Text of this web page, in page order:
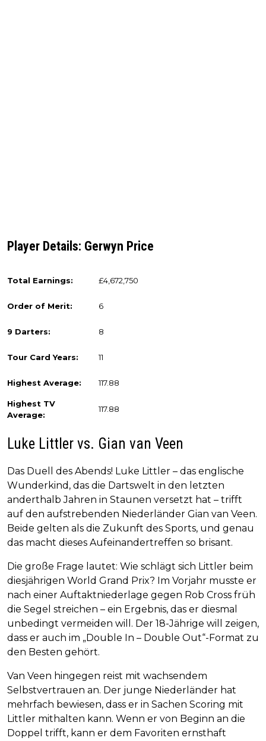
Player Details: Gerwyn Price
Total Earnings: £4,672,750
Order of Merit: 6
9 Darters: 8
Tour Card Years: 11
Highest Average: 117.88
Highest TV
Average:
117.88
Luke Littler vs. Gian van Veen
Das Duell des Abends! Luke Littler – das englische
Wunderkind, das die Dartswelt in den letzten
anderthalb Jahren in Staunen versetzt hat – trifft
auf den aufstrebenden Niederländer Gian van Veen.
Beide gelten als die Zukunft des Sports, und genau
das macht dieses Aufeinandertreffen so brisant.
Die große Frage lautet: Wie schlägt sich Littler beim
diesjährigen World Grand Prix? Im Vorjahr musste er
nach einer Auftaktniederlage gegen Rob Cross früh
die Segel streichen – ein Ergebnis, das er diesmal
unbedingt vermeiden will. Der 18-Jährige will zeigen,
dass er auch im „Double In – Double Out“-Format zu
den Besten gehört.
Van Veen hingegen reist mit wachsendem
Selbstvertrauen an. Der junge Niederländer hat
mehrfach bewiesen, dass er in Sachen Scoring mit
Littler mithalten kann. Wenn er von Beginn an die
Doppel trifft, kann er dem Favoriten ernsthaft